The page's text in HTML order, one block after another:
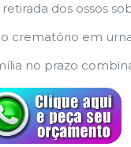
dos ossos
crematório em
no prazo